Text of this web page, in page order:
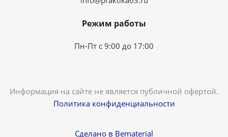
Режим работы
Пн-Пт с 9:00 до 17:00
Информация на сайте не является публичной офертой.
Политика конфиденциальности
Сделано в Bematerial